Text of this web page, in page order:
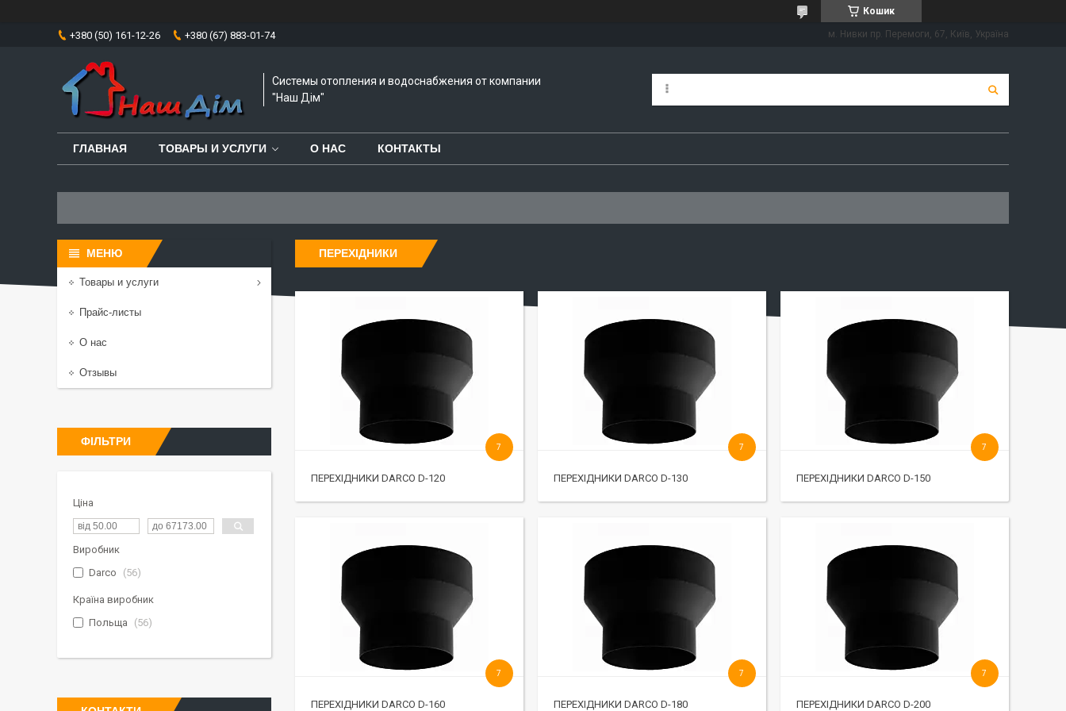
Кошик
+380 (50) 161-12-26 +380 (67) 883-01-74 м. Нивки пр. Перемоги, 67, Київ, Україна
Системы отопления и водоснабжения от компании
"Наш Дім"
ГЛАВНАЯ ТОВАРЫ И УСЛУГИ О НАС КОНТАКТЫ
ПЕРЕХІДНИКИ
ПЕРЕХІДНИКИ DARCO D-120
7
ПЕРЕХІДНИКИ DARCO D-130
7
ПЕРЕХІДНИКИ DARCO D-150
7
ПЕРЕХІДНИКИ DARCO D-160
7
ПЕРЕХІДНИКИ DARCO D-180
7
ПЕРЕХІДНИКИ DARCO D-200
7
Товары и услуги
Прайс-листы
О нас
Отзывы
ФІЛЬТРИ
Ціна
Виробник
Darco
56
Країна виробник
Польща
56